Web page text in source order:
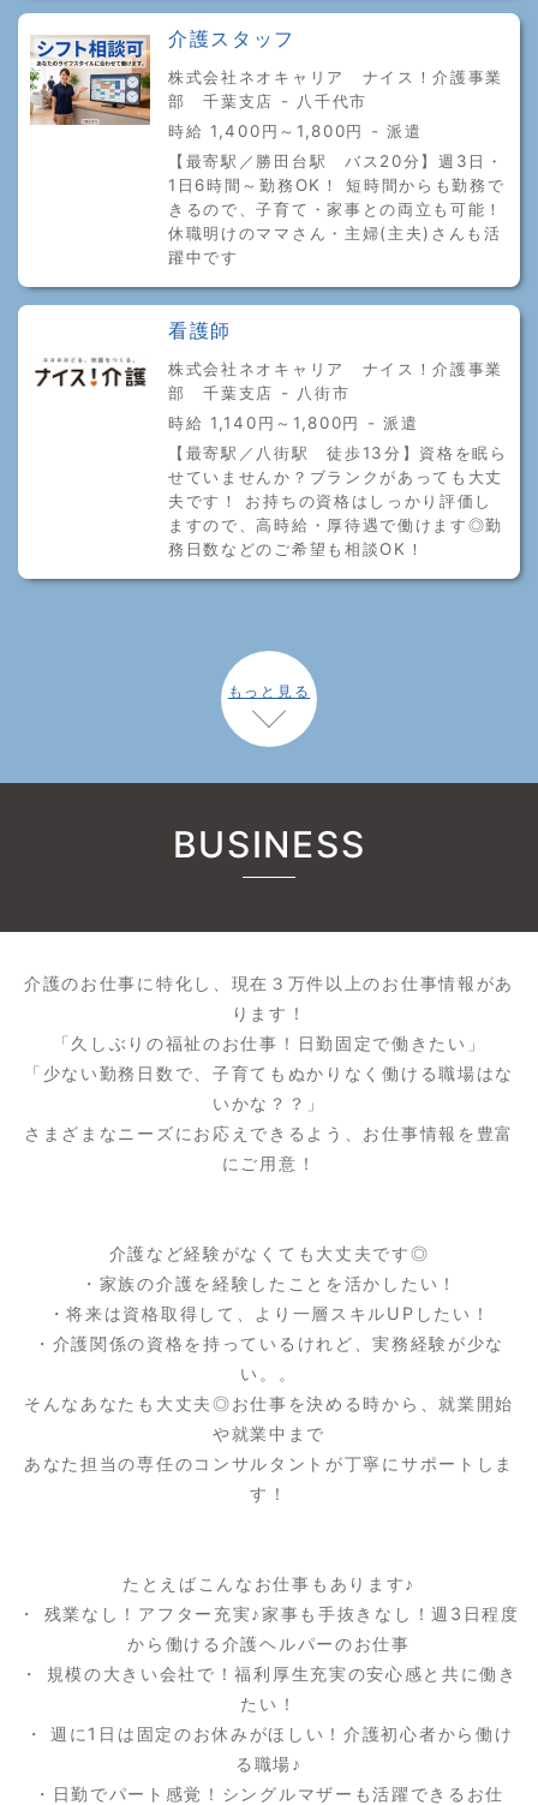
介護スタッフ
株式会社ネオキャリア ナイス！介護事業
部 千葉支店 - 八千代市
時給 1,400円～1,800円 - 派遣
【最寄駅／勝田台駅 バス20分】週3日・
1日6時間～勤務OK！ 短時間からも勤務で
きるので、子育て・家事との両立も可能！
休職明けのママさん・主婦(主夫)さんも活
躍中です
看護師
株式会社ネオキャリア ナイス！介護事業
部 千葉支店 - 八街市
時給 1,140円～1,800円 - 派遣
【最寄駅／八街駅 徒歩13分】資格を眠ら
せていませんか？ブランクがあっても大丈
夫です！ お持ちの資格はしっかり評価し
ますので、高時給・厚待遇で働けます◎勤
務日数などのご希望も相談OK！
もっと見る
BUSINESS
介護のお仕事に特化し、現在３万件以上のお仕事情報があ
ります！
「久しぶりの福祉のお仕事！日勤固定で働きたい」
「少ない勤務日数で、子育てもぬかりなく働ける職場はな
いかな？？」
さまざまなニーズにお応えできるよう、お仕事情報を豊富
にご用意！
介護など経験がなくても大丈夫です◎
・家族の介護を経験したことを活かしたい！
・将来は資格取得して、より一層スキルUPしたい！
・介護関係の資格を持っているけれど、実務経験が少な
い。。
そんなあなたも大丈夫◎お仕事を決める時から、就業開始
や就業中まで
あなた担当の専任のコンサルタントが丁寧にサポートしま
す！
たとえばこんなお仕事もあります♪
・ 残業なし！アフター充実♪家事も手抜きなし！週3日程度
から働ける介護ヘルパーのお仕事
・ 規模の大きい会社で！福利厚生充実の安心感と共に働き
たい！
・ 週に1日は固定のお休みがほしい！介護初心者から働け
る職場♪
・日勤でパート感覚！シングルマザーも活躍できるお仕